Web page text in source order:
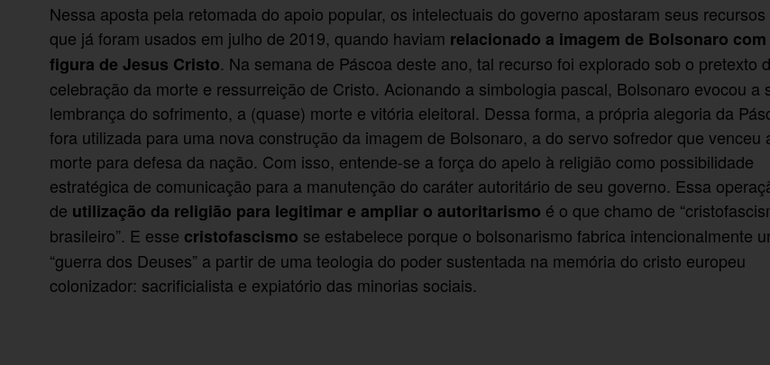
Nessa aposta pela retomada do apoio popular, os intelectuais do governo apostaram seus recursos
que já foram usados em julho de 2019, quando haviam relacionado a imagem de Bolsonaro com
figura de Jesus Cristo. Na semana de Páscoa deste ano, tal recurso foi explorado sob o pretexto
celebração da morte e ressurreição de Cristo. Acionando a simbologia pascal, Bolsonaro evocou a
lembrança do sofrimento, a (quase) morte e vitória eleitoral. Dessa forma, a própria alegoria da
fora utilizada para uma nova construção da imagem de Bolsonaro, a do servo sofredor que venceu
morte para defesa da nação. Com isso, entende-se a força do apelo à religião como possibilidade
estratégica de comunicação para a manutenção do caráter autoritário de seu governo. Essa
de utilização da religião para legitimar e ampliar o autoritarismo é o que chamo de
brasileiro”. E esse cristofascismo se estabelece porque o bolsonarismo fabrica intencionalmente
“guerra dos Deuses” a partir de uma teologia do poder sustentada na memória do cristo europeu
colonizador: sacrificialista e expiatório das minorias sociais.